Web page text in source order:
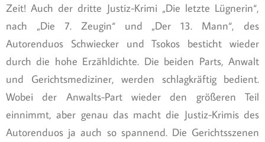
Zeit! Auch der dritte Justiz-Krimi „Die letzte Lügnerin“,
nach „Die 7. Zeugin“ und „Der 13. Mann“, des
Autorenduos Schwiecker und Tsokos besticht wieder
durch die hohe Erzähldichte. Die beiden Parts, Anwalt
und Gerichtsmediziner, werden schlagkräftig bedient.
Wobei der Anwalts-Part wieder den größeren Teil
einnimmt, aber genau das macht die Justiz-Krimis des
Autorenduos ja auch so spannend. Die Gerichtsszenen